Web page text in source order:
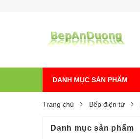
DANH MỤC SẢN PHẨM
Trang chủ Bếp điện từ
Danh mục sản phẩm